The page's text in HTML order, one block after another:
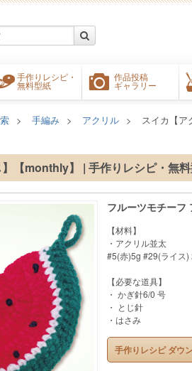
手作りレシピ・
無料型紙
作品投稿
ギャラリー
手編み アクリル スイカ【ア
【monthly】 | 手作りレシピ・無
フルーツモチーフ
【材料】
・アクリル並太
#5(赤)5g #29(ライス)
【必要な道具】
・ かぎ針6/0 号
・ とじ針
・はさみ
手作りレシピ ダウ